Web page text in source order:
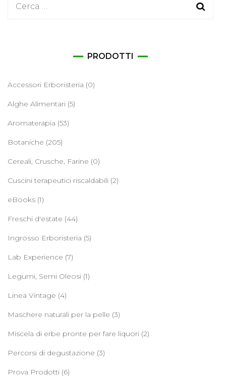
Ricerca
PRODOTTI
Accessori Erboristeria (0)
Alghe Alimentari (5)
Aromaterapia (53)
Botaniche (205)
Cereali, Crusche, Farine (0)
Cuscini terapeutici riscaldabili (2)
eBooks (1)
Freschi d'estate (44)
Ingrosso Erboristeria (5)
Lab Experience (7)
Legumi, Semi Oleosi (1)
Linea Vintage (4)
Maschere naturali per la pelle (3)
Miscela di erbe pronte per fare liquori (2)
Percorsi di degustazione (3)
Prova Prodotti (6)